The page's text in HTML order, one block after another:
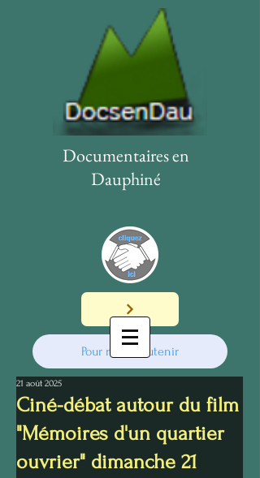
Documentaires en
Dauphiné
Pour nous soutenir
Ciné-débat autour du film
"Mémoires d'un quartier
ouvrier" dimanche 21
21 août 2025